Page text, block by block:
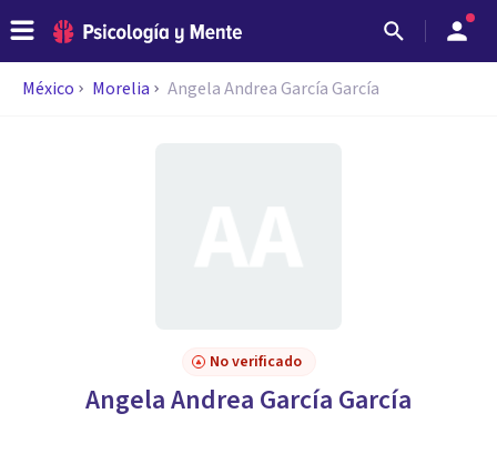
México Morelia Angela Andrea García García
No verificado
Angela Andrea García García